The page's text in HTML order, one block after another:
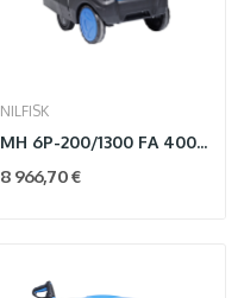
NILFISK
MH 6P-200/1300 FA 400/3/50 EU
8 966,70 €